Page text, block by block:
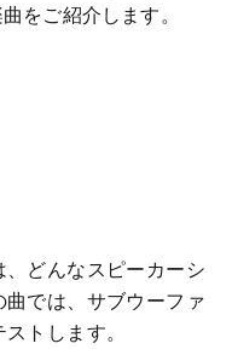
をご紹介します。
どんなスピーカーシ
では、サブウーファ
トします。